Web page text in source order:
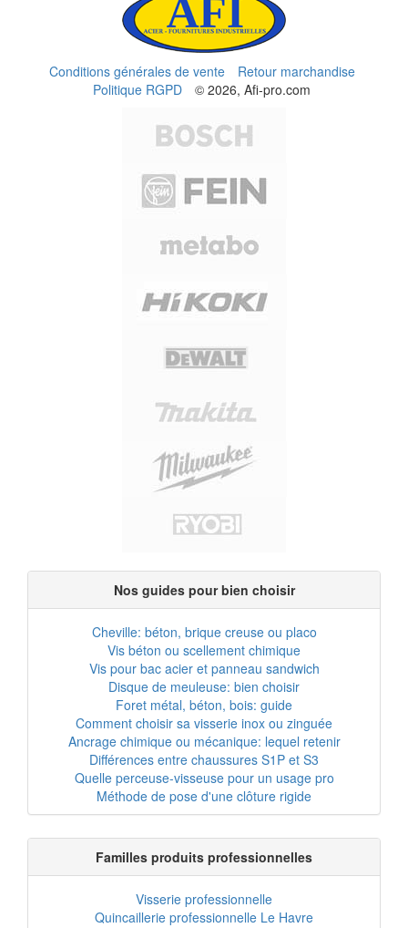
Conditions générales de vente
Retour marchandise
Politique RGPD
© 2026, Afi-pro.com
Nos guides pour bien choisir
Cheville: béton, brique creuse ou placo
Vis béton ou scellement chimique
Vis pour bac acier et panneau sandwich
Disque de meuleuse: bien choisir
Foret métal, béton, bois: guide
Comment choisir sa visserie inox ou zinguée
Ancrage chimique ou mécanique: lequel retenir
Différences entre chaussures S1P et S3
Quelle perceuse-visseuse pour un usage pro
Méthode de pose d'une clôture rigide
Familles produits professionnelles
Visserie professionnelle
Quincaillerie professionnelle Le Havre